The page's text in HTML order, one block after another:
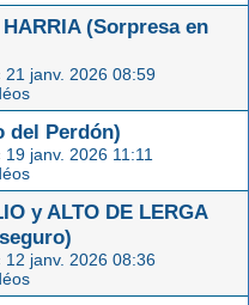
(Sorpresa en
21 janv. 2026 08:59
del Perdón)
19 janv. 2026 11:11
y ALTO DE LERGA
12 janv. 2026 08:36